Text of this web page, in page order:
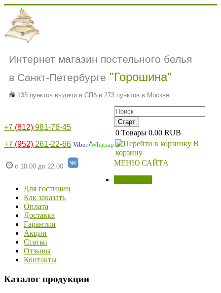
Интернет магазин постельного белья
в Санкт-Петербурге "Горошина"
135 пунктов выдачи в СПб и 273 пунктов в Москве
+7 (812) 981-76-45
+7 (952) 261-22-66 Viber/Whatsap
с 10.00 до 22.00
0 Товары 0.00 RUB
В
корзину
МЕНЮ САЙТА
Для гостиниц
Как заказать
Оплата
Доставка
Гарантии
Акции
Статьи
Отзывы
Контакты
Каталог продукции